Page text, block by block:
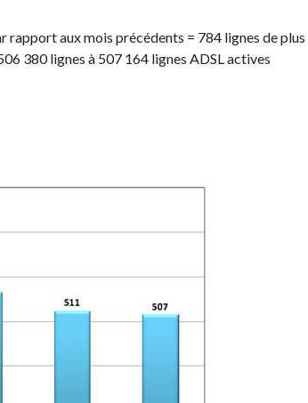
rapport aux mois précédents = 784 lignes de plus
380 lignes à 507 164 lignes ADSL actives